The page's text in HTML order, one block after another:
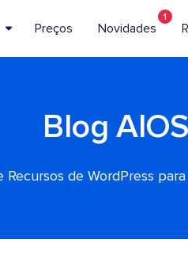
Preços Novidades
1
Blog
Recursos de WordPress